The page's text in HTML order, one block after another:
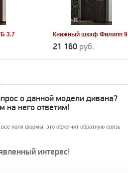
3.7 Книжный шкаф Филипп 9
21 160 руб.
о данной модели дивана?
на него ответим!
поля формы, это облегчит обратную связь
интерес!